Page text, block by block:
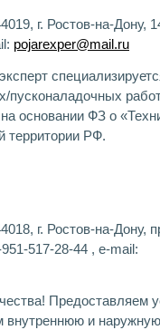
г. Ростов-на-Дону,
pojarexper@mail.ru
пусконаладочных
основании ФЗ о
территории РФ.
г. Ростов-на-Дону,
517-28-44 , e-mail:
Предоставляем
внутреннюю и